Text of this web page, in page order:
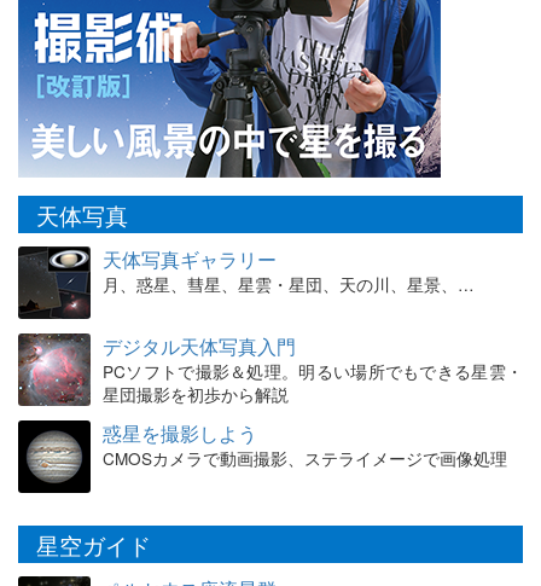
天体写真
天体写真ギャラリー
月、惑星、彗星、星雲・星団、天の川、星景、…
デジタル天体写真入門
PCソフトで撮影＆処理。明るい場所でもできる星雲・
星団撮影を初歩から解説
惑星を撮影しよう
CMOSカメラで動画撮影、ステライメージで画像処理
星空ガイド